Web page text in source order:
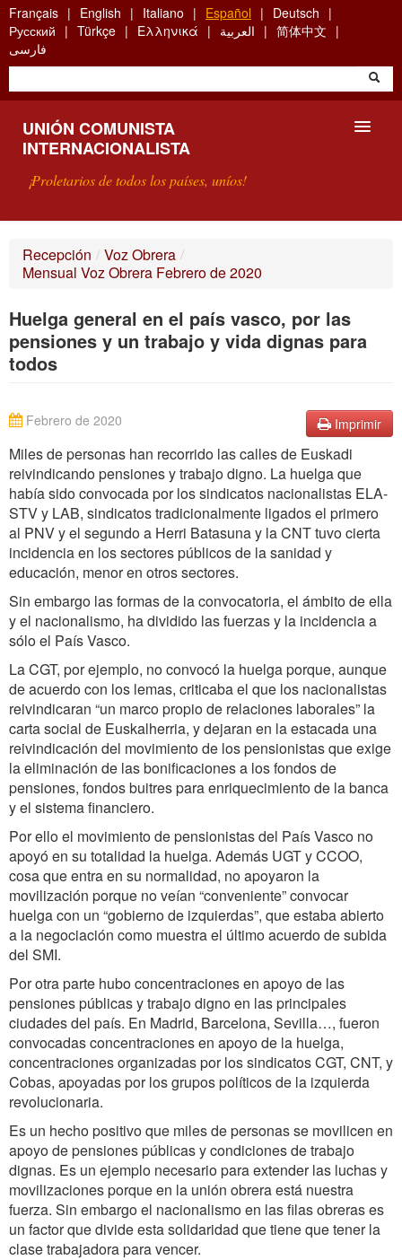
Skip
to
main
content
Français English Italiano Español
Deutsch
Русский
Türkçe Ελληνικά العربية
简体中文
فارسی
UNIÓN COMUNISTA
INTERNACIONALISTA
¡Proletarios de todos los países, uníos!
¿QUÉ ES LA UCI?
BÚSQUEDA
CONTACTARNOS
Recepción / Voz Obrera /
Mensual Voz Obrera Febrero de 2020
Huelga general en el país vasco, por las
pensiones y un trabajo y vida dignas para
todos
Imprimir
Febrero de 2020
Miles de personas han recorrido las calles de Euskadi
reivindicando pensiones y trabajo digno. La huelga que
había sido convocada por los sindicatos nacionalistas ELA-
STV y LAB, sindicatos tradicionalmente ligados el primero
al PNV y el segundo a Herri Batasuna y la CNT tuvo cierta
incidencia en los sectores públicos de la sanidad y
educación, menor en otros sectores.
Sin embargo las formas de la convocatoria, el ámbito de ella
y el nacionalismo, ha dividido las fuerzas y la incidencia a
sólo el País Vasco.
La CGT, por ejemplo, no convocó la huelga porque, aunque
de acuerdo con los lemas, criticaba el que los nacionalistas
reivindicaran “un marco propio de relaciones laborales” la
carta social de Euskalherria, y dejaran en la estacada una
reivindicación del movimiento de los pensionistas que exige
la eliminación de las bonificaciones a los fondos de
pensiones, fondos buitres para enriquecimiento de la banca
y el sistema financiero.
Por ello el movimiento de pensionistas del País Vasco no
apoyó en su totalidad la huelga. Además UGT y CCOO,
cosa que entra en su normalidad, no apoyaron la
movilización porque no veían “conveniente” convocar
huelga con un “gobierno de izquierdas”, que estaba abierto
a la negociación como muestra el último acuerdo de subida
del SMI.
Por otra parte hubo concentraciones en apoyo de las
pensiones públicas y trabajo digno en las principales
ciudades del país. En Madrid, Barcelona, Sevilla…, fueron
convocadas concentraciones en apoyo de la huelga,
concentraciones organizadas por los sindicatos CGT, CNT, y
Cobas, apoyadas por los grupos políticos de la izquierda
revolucionaria.
Es un hecho positivo que miles de personas se movilicen en
apoyo de pensiones públicas y condiciones de trabajo
dignas. Es un ejemplo necesario para extender las luchas y
movilizaciones porque en la unión obrera está nuestra
fuerza. Sin embargo el nacionalismo en las filas obreras es
un factor que divide esta solidaridad que tiene que tener la
clase trabajadora para vencer.